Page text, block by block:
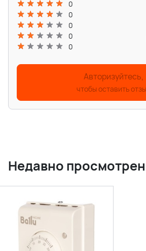
0
0
0
0
0
Авторизуйтесь,
чтобы оставить
Недавно